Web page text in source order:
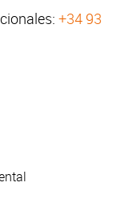
+34 93